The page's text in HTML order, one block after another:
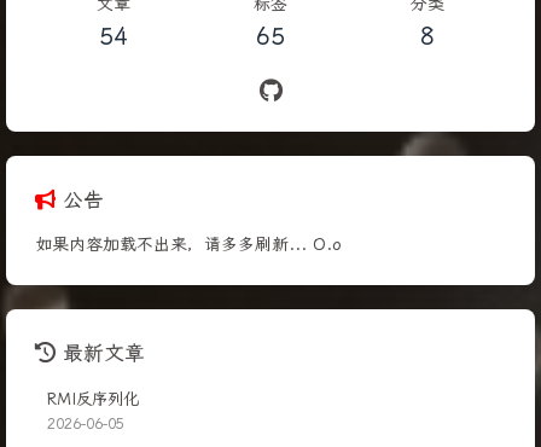
54 65 8
公告
如果内容加载不出来，请多多刷新... O.o
最新文章
RMI反序列化
2026-06-05